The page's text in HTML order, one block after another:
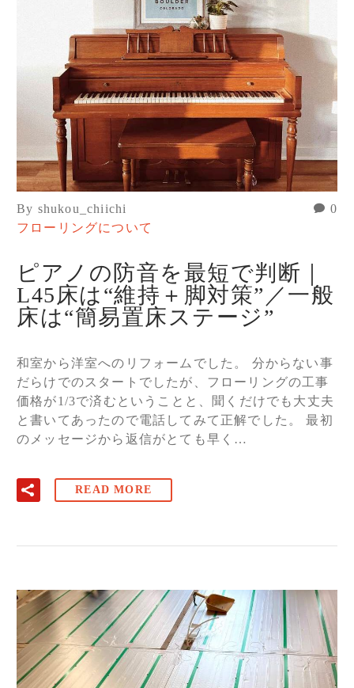
0
By shukou_chiichi
フローリングについて
ピアノの防音を最短で判断｜
L45床は“維持＋脚対策”／一般
床は“簡易置床ステージ”
和室から洋室へのリフォームでした。 分からない事
だらけでのスタートでしたが、フローリングの工事
価格が1/3で済むということと、聞くだけでも大丈夫
と書いてあったので電話してみて正解でした。 最初
のメッセージから返信がとても早く…
READ MORE